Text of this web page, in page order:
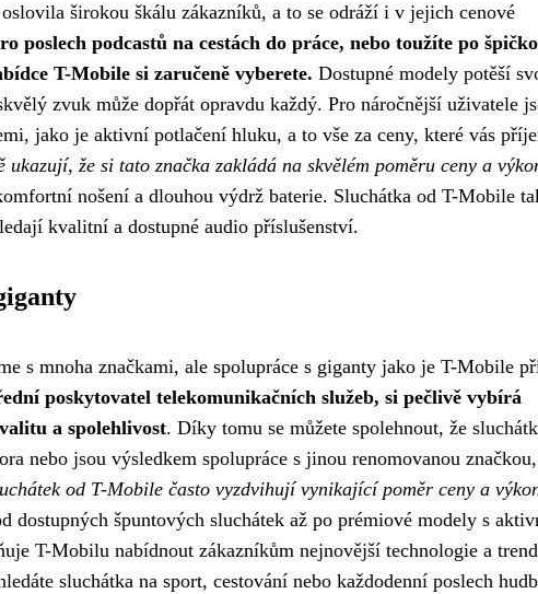
širokou škálu zákazníků, a to se odráží i v jejich cenové
poslech podcastů na cestách do práce, nebo toužíte po
T-Mobile si zaručeně vyberete. Dostupné modely potěší
zvuk může dopřát opravdu každý. Pro náročnější uživatele
jako je aktivní potlačení hluku, a to vše za ceny, které vás
ukazují, že si tato značka zakládá na skvělém poměru ceny a
nošení a dlouhou výdrž baterie. Sluchátka od T-Mobile
kvalitní a dostupné audio příslušenství.
s mnoha značkami, ale spolupráce s giganty jako je T-Mobile
poskytovatel telekomunikačních služeb, si pečlivě vybírá
a spolehlivost. Díky tomu se můžete spolehnout, že
nebo jsou výsledkem spolupráce s jinou renomovanou
od T-Mobile často vyzdvihují vynikající poměr ceny a
dostupných špuntových sluchátek až po prémiové modely s
T-Mobilu nabídnout zákazníkům nejnovější technologie a
sluchátka na sport, cestování nebo každodenní poslech